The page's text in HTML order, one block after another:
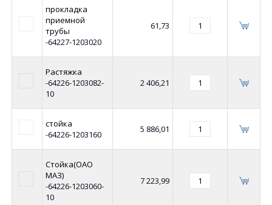
прокладка
приемной
трубы
-64227-1203020
61,73
Растяжка
-64226-1203082-
10
2 406,21
стойка
-64226-1203160
5 886,01
Стойка(ОАО
МАЗ)
-64226-1203060-
10
7 223,99